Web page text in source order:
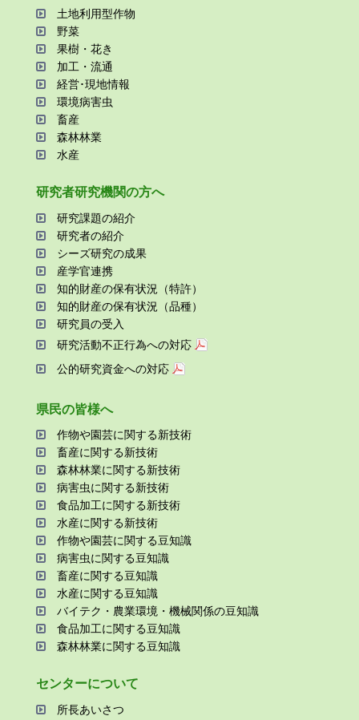
⼟地利⽤型作物
野菜
果樹・花き
加⼯・流通
経営･現地情報
環境病害⾍
畜産
森林林業
⽔産
研究者研究機関の⽅へ
研究課題の紹介
研究者の紹介
シーズ研究の成果
産学官連携
知的財産の保有状況（特許）
知的財産の保有状況（品種）
研究員の受⼊
研究活動不正⾏為への対応
公的研究資金への対応
県⺠の皆様へ
作物や園芸に関する新技術
畜産に関する新技術
森林林業に関する新技術
病害⾍に関する新技術
⾷品加⼯に関する新技術
⽔産に関する新技術
作物や園芸に関する⾖知識
病害⾍に関する⾖知識
畜産に関する⾖知識
⽔産に関する⾖知識
バイテク・農業環境・機械関係の⾖知識
⾷品加⼯に関する⾖知識
森林林業に関する⾖知識
センターについて
所⻑あいさつ